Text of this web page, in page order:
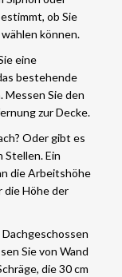
ob Sie
können.
eine
bestehende
Sie den
zur Decke.
Oder gibt es
Stellen. Ein
die Arbeitshöhe
die Höhe der
Dachgeschossen
Sie von Wand
die 30 cm